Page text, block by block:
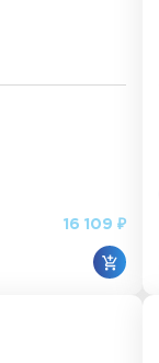
16 109 ₽